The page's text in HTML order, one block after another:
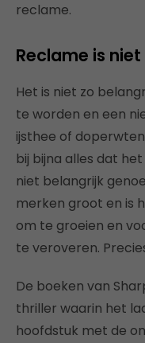
reclame.
Reclame is
Het is niet zo
te worden en een
ijsthee of
bij bijna alles dat
niet belangrijk
merken groot en is
om te groeien en
te veroveren.
De boeken van
thriller waarin het
hoofdstuk met de